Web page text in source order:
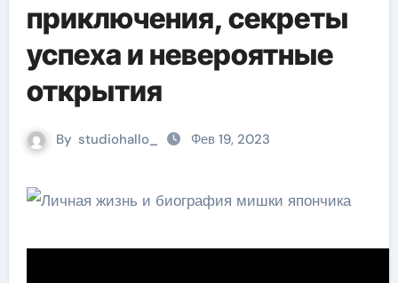
приключения, секреты
успеха и невероятные
открытия
By studiohallo_ Фев 19, 2023